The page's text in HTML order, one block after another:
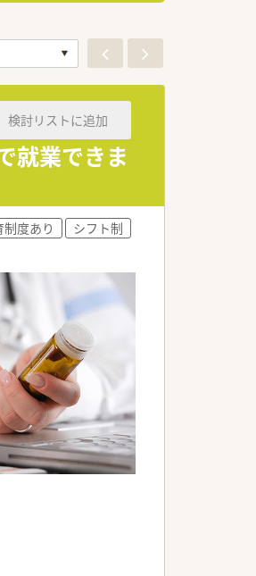
就業できま
検討リストに追加
制度あり
シフト制